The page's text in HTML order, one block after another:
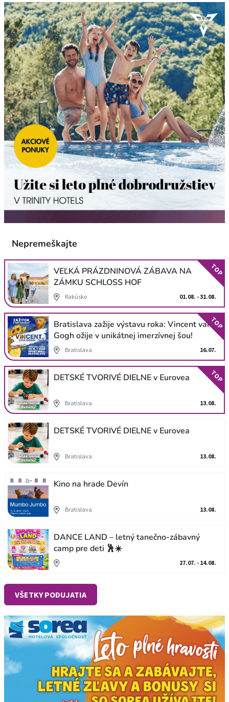
Nepremeškajte
VEĽKÁ PRÁZDNINOVÁ ZÁBAVA NA
ZÁMKU SCHLOSS HOF
Rakúsko 01.08. - 31.08.
TOP
Bratislava zažije výstavu roka: Vincent van
Gogh ožije v unikátnej imerzívnej šou!
Bratislava 16.07.
TOP
DETSKÉ TVORIVÉ DIELNE v Eurovea
Bratislava 13.08.
TOP
DETSKÉ TVORIVÉ DIELNE v Eurovea
Bratislava 13.08.
Kino na hrade Devín
Bratislava 13.08.
DANCE LAND – letný tanečno-zábavný
camp pre deti 🕺☀️
27.07. - 14.08.
VŠETKY PODUJATIA